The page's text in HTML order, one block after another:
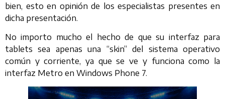
bien, esto en opinión de los especialistas presentes en
dicha presentación.
No importo mucho el hecho de que su interfaz para
tablets sea apenas una “skin” del sistema operativo
común y corriente, ya que se ve y funciona como la
interfaz Metro en Windows Phone 7.